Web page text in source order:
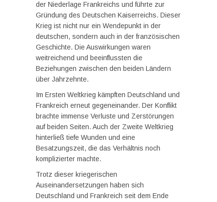
der Niederlage Frankreichs und führte zur
Gründung des Deutschen Kaiserreichs. Dieser
Krieg ist nicht nur ein Wendepunkt in der
deutschen, sondern auch in der französischen
Geschichte. Die Auswirkungen waren
weitreichend und beeinflussten die
Beziehungen zwischen den beiden Ländern
über Jahrzehnte.
Im Ersten Weltkrieg kämpften Deutschland und
Frankreich erneut gegeneinander. Der Konflikt
brachte immense Verluste und Zerstörungen
auf beiden Seiten. Auch der Zweite Weltkrieg
hinterließ tiefe Wunden und eine
Besatzungszeit, die das Verhältnis noch
komplizierter machte.
Trotz dieser kriegerischen
Auseinandersetzungen haben sich
Deutschland und Frankreich seit dem Ende